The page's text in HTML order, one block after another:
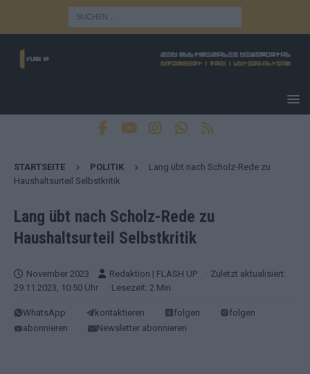
STARTSEITE POLITIK
Lang übt nach Scholz-Rede zu
Haushaltsurteil Selbstkritik
Lang übt nach Scholz-Rede zu
Haushaltsurteil Selbstkritik
November 2023 Redaktion | FLASH UP
· Zuletzt aktualisiert:
29.11.2023, 10:50 Uhr
· Lesezeit: 2 Min.
WhatsApp kontaktieren folgen
folgen
abonnieren
Newsletter abonnieren